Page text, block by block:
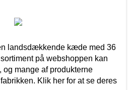
landsdækkende kæde med 36
på webshoppen kan
og mange af produkterne
Klik her for at se deres